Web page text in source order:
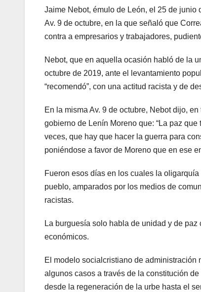
Jaime Nebot, émulo de León, el 25 de
Av. 9 de octubre, en la que señaló que
contra a empresarios y trabajadores,
Nebot, que en aquella ocasión habló de la
octubre de 2019, ante el levantamiento
“recomendó”, con una actitud racista y de
En la misma Av. 9 de octubre, Nebot dijo,
gobierno de Lenín Moreno que: “La paz
veces, que hay que hacer la guerra para
poniéndose a favor de Moreno que en ese
Fueron esos días en los cuales la
pueblo, amparados por los medios de
racistas.
La burguesía solo habla de unidad y de
económicos.
El modelo socialcristiano de administración
algunos casos a través de la constitución
desde la regeneración de la urbe hasta el